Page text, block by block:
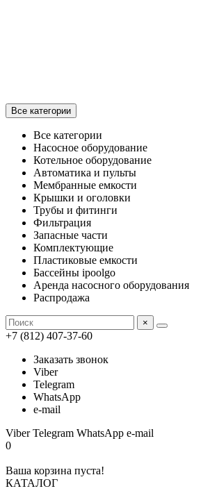
Все категории
Все категории
Насосное оборудование
Котельное оборудование
Автоматика и пульты
Мембранные емкости
Крышки и оголовки
Трубы и фитинги
Фильтрация
Запасные части
Комплектующие
Пластиковые емкости
Бассейны ipoolgo
Аренда насосного оборудования
Распродажа
×
+7 (812) 407-37-60
Заказать звонок
Viber
Telegram
WhatsApp
e-mail
ViberTelegram WhatsApp e-mail
0
Ваша корзина пуста!
КАТАЛОГ